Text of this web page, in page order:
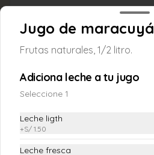
S/ 13.00
Jugo de maracuyá
Frutas naturales, 1/2 litro.
Adiciona leche a tu jugo
Seleccione 1
Leche ligth
+S/ 1.50
Leche fresca